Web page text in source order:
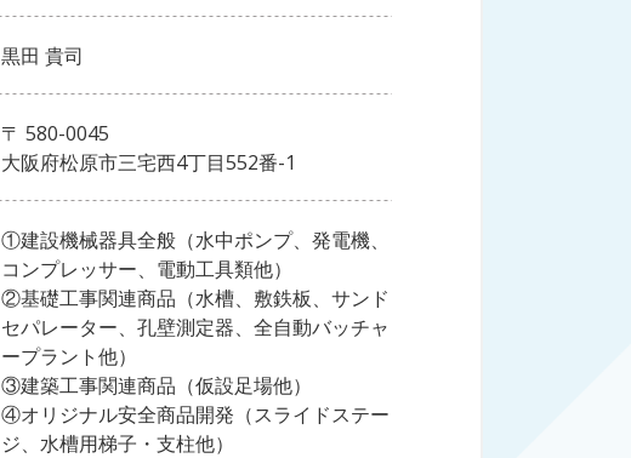
黒田 貴司
〒 580-0045
大阪府松原市三宅西4丁目552番-1
①建設機械器具全般（水中ポンプ、発電機、
コンプレッサー、電動工具類他）
②基礎工事関連商品（水槽、敷鉄板、サンド
セパレーター、孔壁測定器、全自動バッチャ
ープラント他）
③建築工事関連商品（仮設足場他）
④オリジナル安全商品開発（スライドステー
ジ、水槽用梯子・支柱他）